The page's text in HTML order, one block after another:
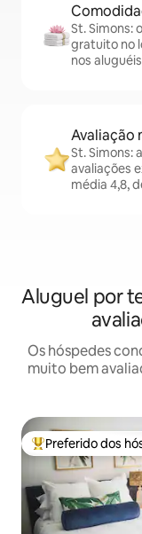
St. Simons:
gratuito no
nos
Avaliação
St. Simons:
avaliações
média 4,8,
Aluguel por
Os hóspedes
muito bem
Entre os melhores
Preferido dos